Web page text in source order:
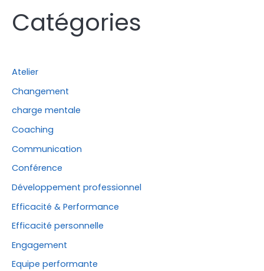
Catégories
Atelier
Changement
charge mentale
Coaching
Communication
Conférence
Développement professionnel
Efficacité & Performance
Efficacité personnelle
Engagement
Equipe performante